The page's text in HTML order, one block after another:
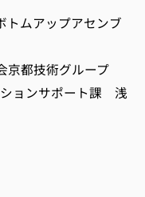
ップアセンブ
技術グループ
ポート課 浅